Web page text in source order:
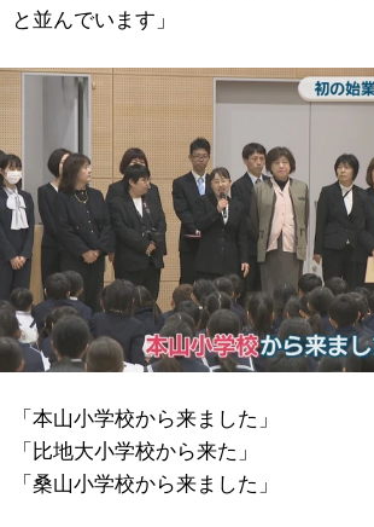
と並んでいます」
「本山小学校から来ました」
「比地大小学校から来た」
「桑山小学校から来ました」